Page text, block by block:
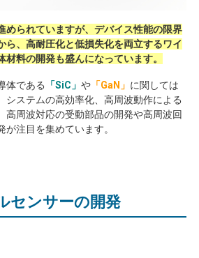
められていますが、デバイス性能の限界
ら、高耐圧化と低損失化を両立するワイ
材料の開発も盛んになっています。
体である 「SiC」 や「GaN」 に関しては
システムの高効率化、高周波動作による
高周波対応の受動部品の開発や高周波回
注目を集めています。
センサーの開発